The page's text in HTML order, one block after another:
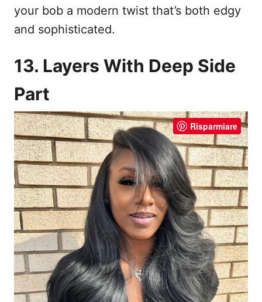
your bob a modern twist that’s both edgy
and sophisticated.
13. Layers With Deep Side
Part
Risparmiare